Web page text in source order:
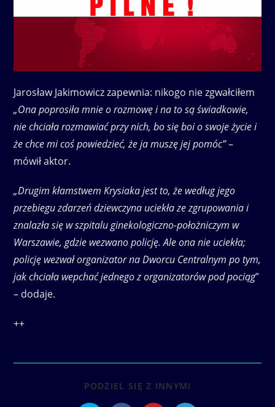
Jarosław Jakimowicz zapewnia: nikogo nie zgwałciłem
„Ona poprosiła mnie o rozmowę i na to są świadkowie,
nie chciała rozmawiać przy nich, bo się boi o swoje życie i
że chce mi coś powiedzieć, że ja muszę jej pomóc”–
mówił aktor.
„Drugim kłamstwem Krysiaka jest to, że według jego
przebiegu zdarzeń dziewczyna uciekła ze zgrupowania i
znalazła się w szpitalu ginekologiczno-położniczym w
Warszawie, gdzie wezwano policję. Ale ona nie uciekła;
policję wezwał organizator na Dworcu Centralnym po tym,
jak chciała wepchać jednego z organizatorów pod pociąg”
– dodaje.
++
PODZIEL SIĘ Z INNYMI
CONTENT